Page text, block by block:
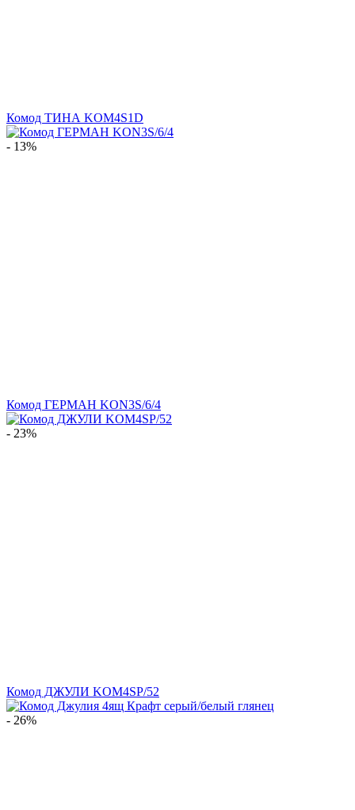
Комод ТИНА KOM4S1D
- 13%
Комод ГЕРМАН KON3S/6/4
- 23%
Комод ДЖУЛИ KOM4SP/52
- 26%